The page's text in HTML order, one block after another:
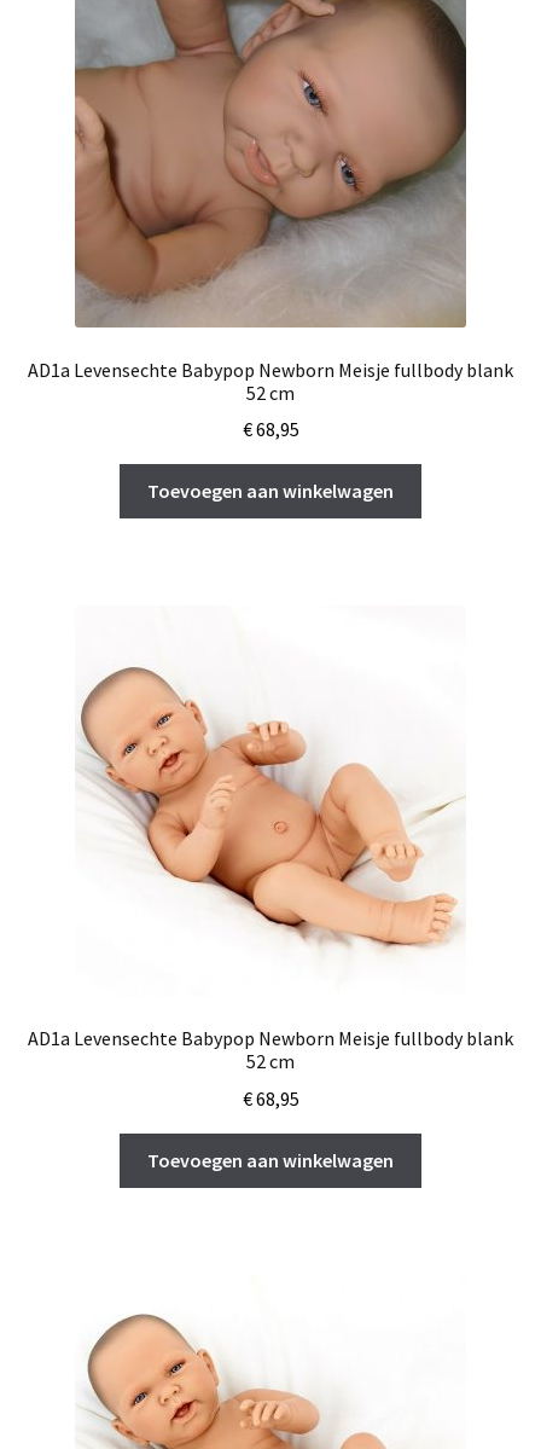
AD1a Levensechte Babypop Newborn Meisje fullbody blank
52 cm
€68,95
Toevoegen aan winkelwagen
AD1a Levensechte Babypop Newborn Meisje fullbody blank
52 cm
€68,95
Toevoegen aan winkelwagen